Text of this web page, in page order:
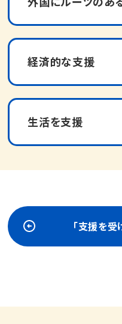
経済的な支援
生活を支援
「支援を受